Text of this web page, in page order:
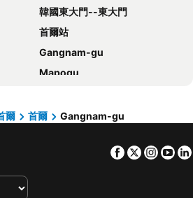
Fairfield by Marriott Seoul
Sotetsu Hotels The Splaisir Seoul Myeongdong
Ehwa in Myeongdong
RYSE, Autograph Collection
Hotel Gracery Seoul
Sollago Myeongdong Hotel & Residence
1
韓國東大門--東大門
首爾站
Gangnam-gu
Mapogu
梨泰院
爾 首爾 Gangnam-gu
Facebook
Twitter